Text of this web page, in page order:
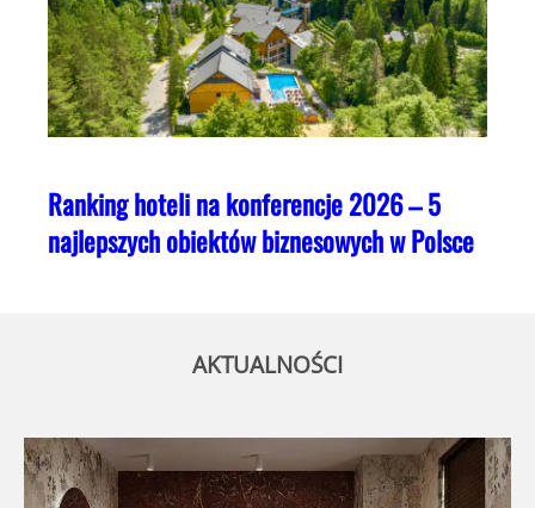
Ranking hoteli na konferencje 2026 – 5
najlepszych obiektów biznesowych w Polsce
AKTUALNOŚCI